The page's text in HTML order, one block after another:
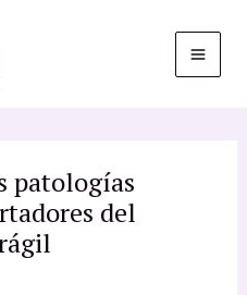
patologías
del